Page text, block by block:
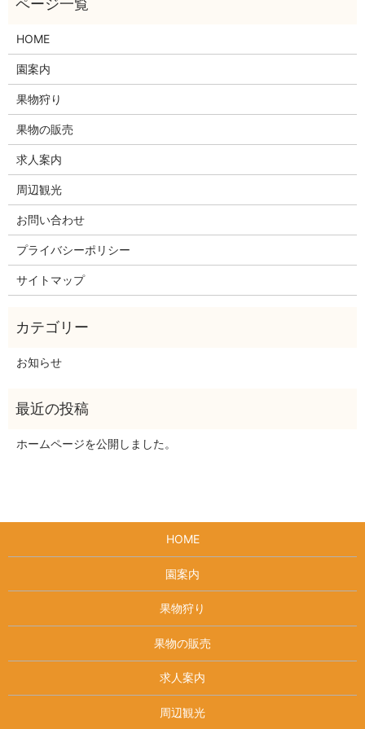
HOME
園案内
果物狩り
果物の販売
求人案内
周辺観光
お問い合わせ
プライバシーポリシー
サイトマップ
お知らせ
ホームページを公開しました。
HOME
園案内
果物狩り
果物の販売
求人案内
周辺観光